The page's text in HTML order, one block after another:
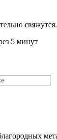
свяжутся.
5 минут